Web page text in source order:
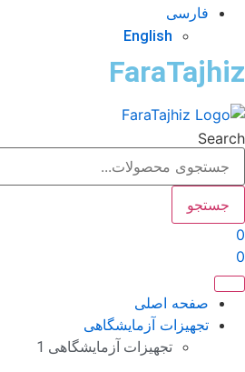
فارسی
English
FaraTajhiz
Search
جستجو
0
0
صفحه اصلی
تجهیزات آزمایشگاهی
تجهیزات آزمایشگاهی 1